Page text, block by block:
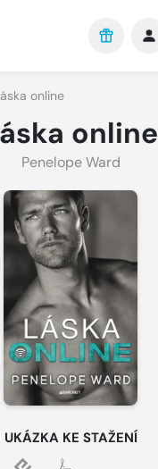
online
online
Penelope Ward
UKÁZKA KE STAŽENÍ